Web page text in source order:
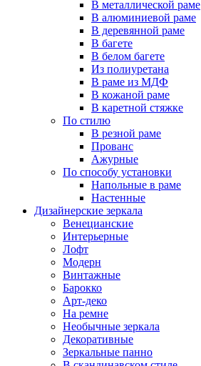
В металлической раме
В алюминиевой раме
В деревянной раме
В багете
В белом багете
Из полиуретана
В раме из МДФ
В кожаной раме
В каретной стяжке
По стилю
В резной раме
Прованс
Ажурные
По способу установки
Напольные в раме
Настенные
Дизайнерские зеркала
Венецианские
Интерьерные
Лофт
Модерн
Винтажные
Барокко
Арт-деко
На ремне
Необычные зеркала
Декоративные
Зеркальные панно